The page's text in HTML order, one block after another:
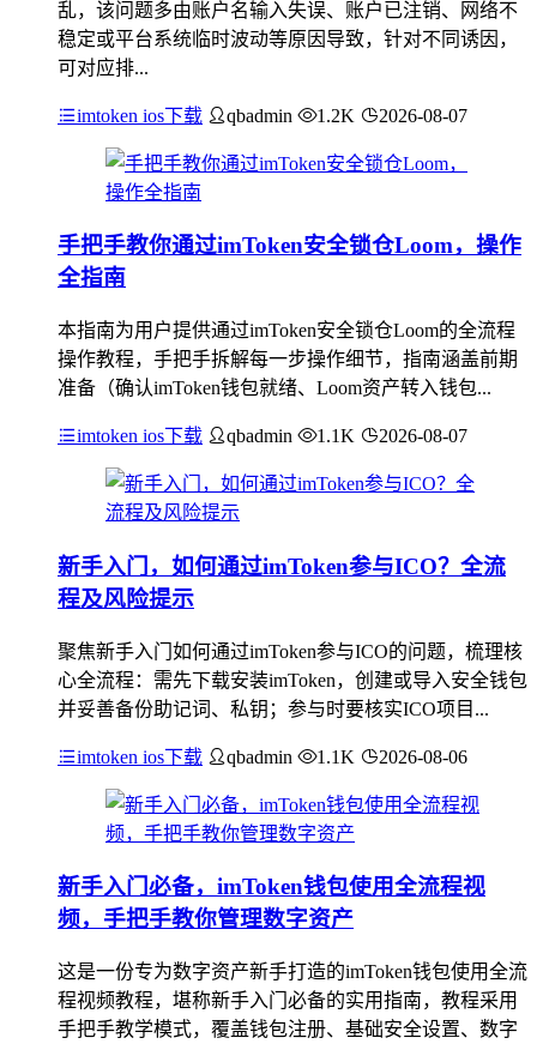
乱，该问题多由账户名输入失误、账户已注销、网络不
稳定或平台系统临时波动等原因导致，针对不同诱因，
可对应排...
imtoken ios下载 qbadmin 1.2K 2026-08-07
手把手教你通过imToken安全锁仓Loom，操作
全指南
本指南为用户提供通过imToken安全锁仓Loom的全流程
操作教程，手把手拆解每一步操作细节，指南涵盖前期
准备（确认imToken钱包就绪、Loom资产转入钱包...
imtoken ios下载 qbadmin 1.1K 2026-08-07
新手入门，如何通过imToken参与ICO？全流
程及风险提示
聚焦新手入门如何通过imToken参与ICO的问题，梳理核
心全流程：需先下载安装imToken，创建或导入安全钱包
并妥善备份助记词、私钥；参与时要核实ICO项目...
imtoken ios下载 qbadmin 1.1K 2026-08-06
新手入门必备，imToken钱包使用全流程视
频，手把手教你管理数字资产
这是一份专为数字资产新手打造的imToken钱包使用全流
程视频教程，堪称新手入门必备的实用指南，教程采用
手把手教学模式，覆盖钱包注册、基础安全设置、数字